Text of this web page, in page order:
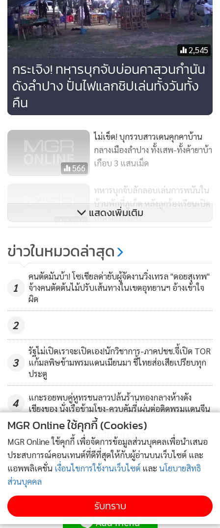
สอบพื้นที่ ก็พบว่าบริเวณที่มีการลักลอบเปิดเป็นบ่อนนั้นเป็น
ของอดีตกำนันตำบลชมพู และอดีต ส.ท.เขลางค์นครจริง ส่วนผู้ที่
ถูกจับกุมและอ้างว่าเป็นผู้ใหญ่บ้านนั้น จากการตรวจสอบพบว่า
เป็นเพียงอดีตผู้ใหญ่บ้านในอำเภออื่น ไม่ใช่อำเภอเมืองแต่อย่าง
ใด ซึ่งคาดว่าเป็นเพียงการแอบอ้างเพื่อต้องการให้เจ้าหน้าที่
ปล่อยตัวเท่านั้น แต่ทำให้องค์กรกำนันผู้ใหญ่บ้านเสียชื่อเสียง
มาก
และเทศบาลเมืองเขลางค์ ตลอดจนประธานชุมชน คอยสอดส่อง
หากพบว่ามีการกระทำความผิด หรือลักลอบเปิดบ่อนในพื้นที่ก็
ขอให้แจ้งทางอำเภอทราบเพื่อจะได้ดำเนินการตามกฎหมายขั้น
2,545
กระเจิง! ทหารบุกจับบ่อนคาสวนกำนัน
ดังลำปาง ปั่นไฟแลกชิปเล่นทั้งวันทั้ง
คืน
566
ไม่เข็ด! บุกรวบสาวเดนคุกคาบ้าน
กลางเมืองลำปาง ทั้งเสพ-ทั้งค้ายาบ้า
เกือบ 3 แสนเม็ด
1,018
ทหารบุกจับลักลอบเล่นการพนันใน
บ้านพักที่ภูเก็ต หลังถูกร้องเรียนเปิด
เล่นไม่กลัวใคร
322
แก่น อ.ท้ายเหมือง บุกจับบ่อนพนัน
กลางงานวัดชื่อดัง
แสดงเพิ่มเติม
ข่าวในหมวดล่าสุด
1
คนตัดมันบ้า! โซเชียลด่ายับผู้จัดงานวิ่งเทรล "ดอยสุเทพ"
จ้างคนตัดต้นไม้ปรับเส้นทางในเขตอุทยานฯ อ้างเข้าใจ
ผิด
2
3
รัฐไม่เปิดเราจะเปิดเอง!นักวิชาการ-ภาคปชช.จี้เปิด TOR
แก้มลพิษข้ามพรมแดนเมียนมา ชี้ไทยส่อเสียเปรียบทุก
ประตู
4
แกะรอยพบคู่หูทรชนลาวปล้นร้านทองกลางห้างดัง
เชียงของ นั่งเรือข้ามโขง-ควบคัมรี่เผ่นต่อติดพรมแดนจีน
ข่าวอื่นในหมวด
ติดตามข่าวสารผ่านทาง LINE
MGR Online ใช้คุกกี้ (Cookies)
MGR Online ใช้คุกกี้ เพื่อจัดการข้อมูลส่วนบุคคลเพื่อนำเสนอ
ประสบการณ์คอนเทนต์ที่ดีที่สุดให้กับผู้อ่านบนเว็บไซต์ และ
แอพพลิเคชั่น เงื่อนไขการใช้งานเว็บไซต์ และ นโยบายสิทธิ
ส่วนบุคคล
รับทราบ